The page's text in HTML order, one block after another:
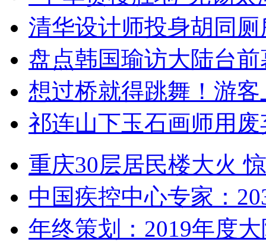
清华设计师投身胡同
盘点韩国瑜访大陆台
想过桥就得跳舞！游客
祁连山下玉石画师用
重庆30层居民楼大火
中国疾控中心专家：
年终策划：2019年度